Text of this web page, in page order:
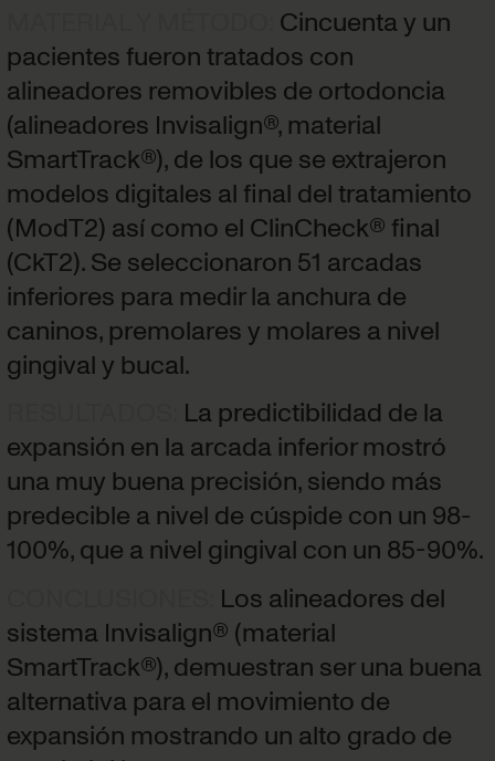
Cincuenta y un
pacientes fueron tratados con
alineadores removibles de ortodoncia
(alineadores Invisalign®, material
SmartTrack®), de los que se extrajeron
modelos digitales al final del tratamiento
(ModT2) así como el ClinCheck® final
(CkT2). Se seleccionaron 51 arcadas
inferiores para medir la anchura de
caninos, premolares y molares a nivel
gingival y bucal.
La predictibilidad de la
expansión en la arcada inferior mostró
una muy buena precisión, siendo más
predecible a nivel de cúspide con un 98-
100%, que a nivel gingival con un 85-90%.
Los alineadores del
sistema Invisalign® (material
SmartTrack®), demuestran ser una buena
alternativa para el movimiento de
expansión mostrando un alto grado de